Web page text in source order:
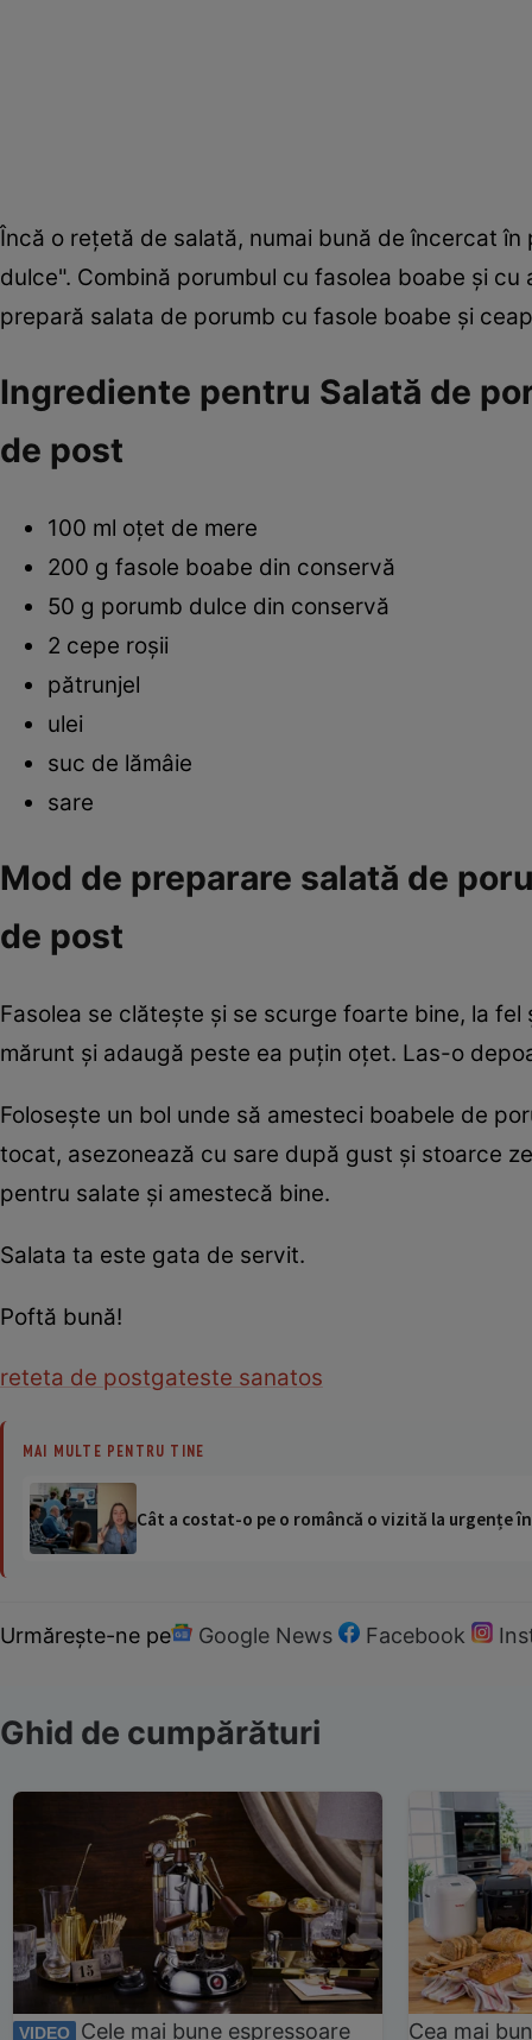
Încă o reţetă de salată, numai bună de încercat
dulce". Combină porumbul cu fasolea boabe şi
prepară salata de porumb cu fasole boabe şi
Ingrediente pentru Salată de
de post
100 ml oţet de mere
200 g fasole boabe din conservă
50 g porumb dulce din conservă
2 cepe roşii
pătrunjel
ulei
suc de lămâie
sare
Mod de preparare salată de
de post
Fasolea se clăteşte şi se scurge foarte bine, la
mărunt şi adaugă peste ea puţin oţet. Las-o
Foloseşte un bol unde să amesteci boabele de
tocat, asezonează cu sare după gust şi stoarce
pentru salate şi amestecă bine.
Salata ta este gata de servit.
Poftă bună!
reteta de postgateste sanatos
MAI MULTE PENTRU TINE
Cât a costat-o pe o româncă o vizită la urgențe
Urmărește-ne pe Google News Facebook
Ghid de cumpărături
VIDEO Cele mai bune espressoare Cea mai